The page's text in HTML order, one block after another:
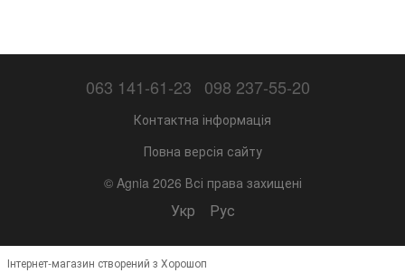
063 141-61-23 098 237-55-20
Контактна інформація
Повна версія сайту
© Agnia 2026 Всі права захищені
Укр Рус
Інтернет-магазин створений з Хорошоп